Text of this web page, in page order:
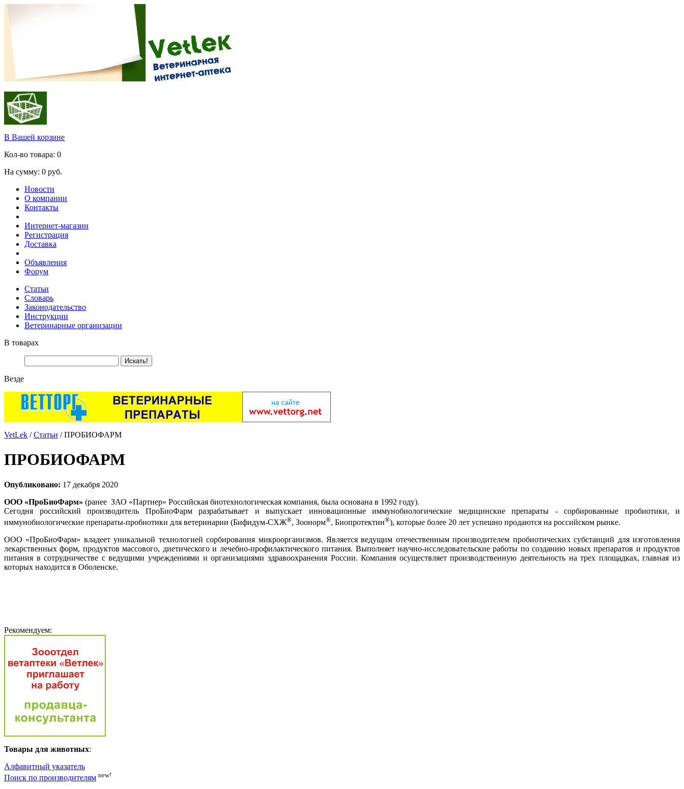
В Вашей корзине
Кол-во товара: 0
На сумму: 0 руб.
Новости
О компании
Контакты
Интернет-магазин
Регистрация
Доставка
Объявления
Форум
Статьи
Словарь
Законодательство
Инструкции
Ветеринарные организации
В товарах
Везде
VetLek /Статьи / ПРОБИОФАРМ
ПРОБИОФАРМ
Опубликовано: 17 декабря 2020
ООО «ПроБиоФарм» (ранее ЗАО «Партнер» Российская биотехнологическая компания, была основана в 1992 году).
Сегодня российский производитель ПроБиоФарм разрабатывает и выпускает инновационные иммунобиологические медицинские препараты - сорбированные пробиотики, и
иммунобиологические препараты-пробиотики для ветеринарии (Бифидум-СХЖ®, Зоонорм®, Биопротектин®), которые более 20 лет успешно продаются на российском рынке.
ООО «ПроБиоФарм» владеет уникальной технологией сорбирования микроорганизмов. Является ведущим отечественным производителем пробиотических субстанций для изготовления
лекарственных форм, продуктов массового, диетического и лечебно-профилактического питания. Выполняет научно-исследовательские работы по созданию новых препаратов и продуктов
питания в сотрудничестве с ведущими учреждениями и организациями здравоохранения России. Компания осуществляет производственную деятельность на трех площадках, главная из
которых находится в Оболенске.
Рекомендуем:
Товары для животных:
Алфавитный указатель
Поиск по производителям new!